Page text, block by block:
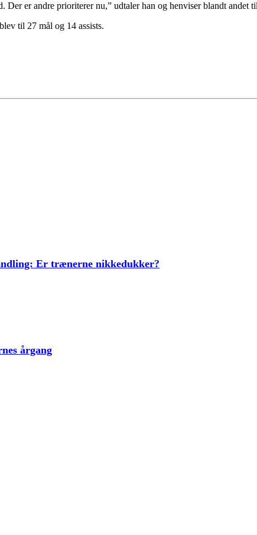
er andre prioriterer nu,” udtaler han og henviser blandt andet
til 27 mål og 14 assists.
Er trænerne nikkedukker?
årgang